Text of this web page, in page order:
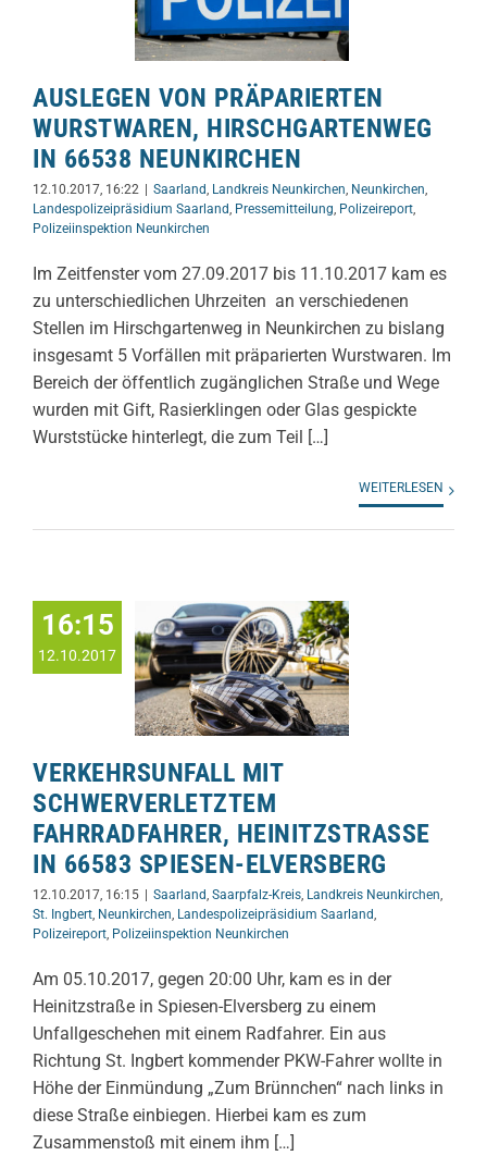
AUSLEGEN VON PRÄPARIERTEN
WURSTWAREN, HIRSCHGARTENWEG
IN 66538 NEUNKIRCHEN
12.10.2017, 16:22 | Saarland Landkreis Neunkirchen Neunkirchen
Landespolizeipräsidium Saarland Pressemitteilung Polizeireport
Polizeiinspektion Neunkirchen
Im Zeitfenster vom 27.09.2017 bis 11.10.2017 kam es
zu unterschiedlichen Uhrzeiten an verschiedenen
Stellen im Hirschgartenweg in Neunkirchen zu bislang
insgesamt 5 Vorfällen mit präparierten Wurstwaren. Im
Bereich der öffentlich zugänglichen Straße und Wege
wurden mit Gift, Rasierklingen oder Glas gespickte
Wurststücke hinterlegt, die zum Teil […]
WEITERLESEN
16:15
12.10.2017
VERKEHRSUNFALL MIT
SCHWERVERLETZTEM
FAHRRADFAHRER, HEINITZSTRASSE I
N 66583 SPIESEN-ELVERSBERG
12.10.2017, 16:15 Saarland, Saarpfalz-Kreis, Landkreis Neunkirchen,
St. Ingbert, Neunkirchen, Landespolizeipräsidium Saarland,
Polizeireport, Polizeiinspektion Neunkirchen
Am 05.10.2017, gegen 20:00 Uhr, kam es in der
Heinitzstraße in Spiesen-Elversberg zu einem
Unfallgeschehen mit einem Radfahrer. Ein aus
Richtung St. Ingbert kommender PKW-Fahrer wollte in
Höhe der Einmündung „Zum Brünnchen“ nach links in
diese Straße einbiegen. Hierbei kam es zum
Zusammenstoß mit einem ihm […]